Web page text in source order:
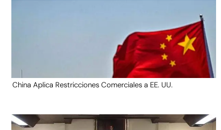
China Aplica Restricciones Comerciales a EE. UU.